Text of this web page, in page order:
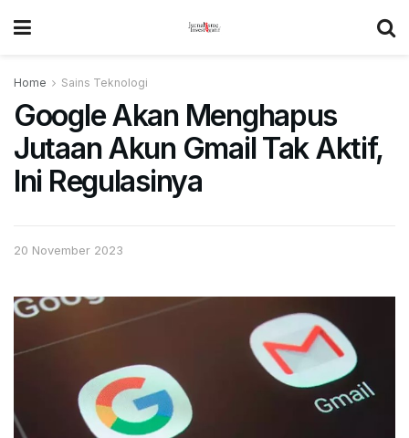
Home Sains Teknologi
Google Akan Menghapus
Jutaan Akun Gmail Tak Aktif,
Ini Regulasinya
20 November 2023